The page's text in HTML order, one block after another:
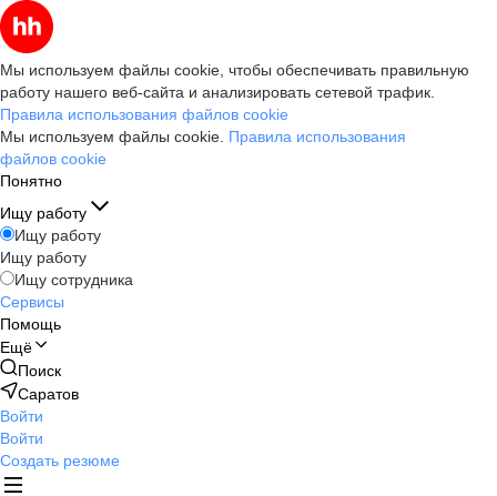
Мы используем файлы cookie, чтобы обеспечивать правильную
работу нашего веб-сайта и анализировать сетевой трафик.
Правила использования файлов cookie
Мы используем файлы cookie. Правила использования
файлов cookie
Понятно
Ищу работу
Ищу работу
Ищу работу
Ищу сотрудника
Сервисы
Помощь
Ещё
Поиск
Саратов
Войти
Войти
Создать резюме